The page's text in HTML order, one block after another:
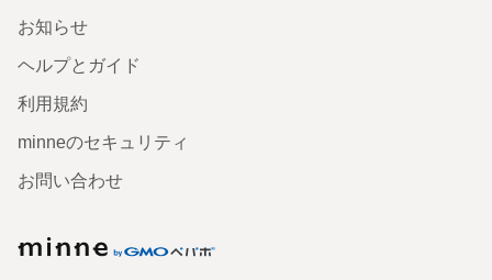
お知らせ
ヘルプとガイド
利用規約
minneのセキュリティ
お問い合わせ